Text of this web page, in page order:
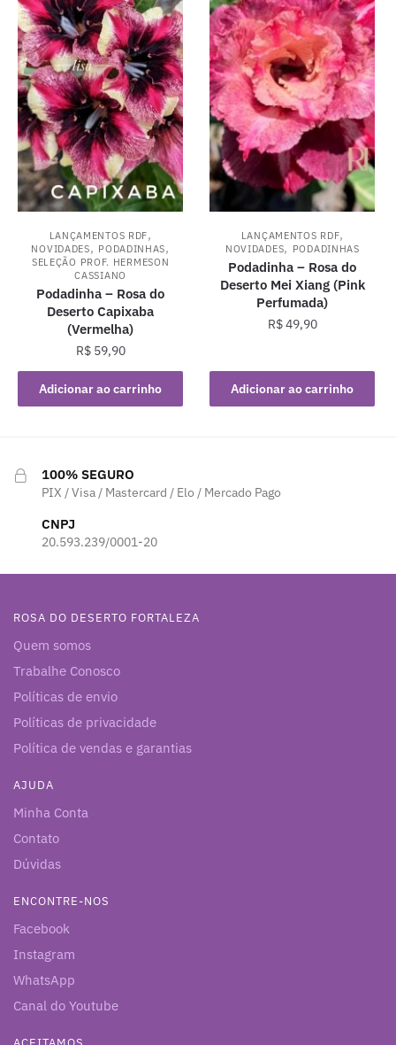
LANÇAMENTOS RDF,
NOVIDADES, PODADINHAS,
SELEÇÃO PROF. HERMESON
CASSIANO
Podadinha – Rosa do
Deserto Capixaba
(Vermelha)
R$59,90
Adicionar ao carrinho
LANÇAMENTOS RDF,
NOVIDADES, PODADINHAS
Podadinha – Rosa do
Deserto Mei Xiang (Pink
Perfumada)
R$49,90
Adicionar ao carrinho
100% SEGURO
PIX / Visa / Mastercard / Elo / Mercado Pago
CNPJ
20.593.239/0001-20
ROSA DO DESERTO FORTALEZA
Quem somos
Trabalhe Conosco
Políticas de envio
Políticas de privacidade
Política de vendas e garantias
AJUDA
Minha Conta
Contato
Dúvidas
ENCONTRE-NOS
Facebook
Instagram
WhatsApp
Canal do Youtube